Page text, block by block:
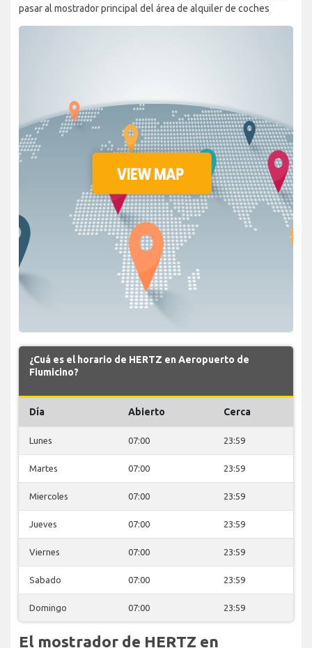
pasar al mostrador principal del área de alquiler de coches
¿Cuá es el horario de HERTZ en Aeropuerto de
Fiumicino?
Día Abierto Cerca
Lunes 07:00 23:59
Martes 07:00 23:59
Miercoles 07:00 23:59
Jueves 07:00 23:59
Viernes 07:00 23:59
Sabado 07:00 23:59
Domingo 07:00 23:59
El mostrador de HERTZ en